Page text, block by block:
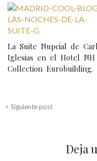
La Suite Nupcial de
Iglesias en el Hotel NH
Collection Eurobuilding.
N
a
v
e
g
c
< Siguiente post
Deja